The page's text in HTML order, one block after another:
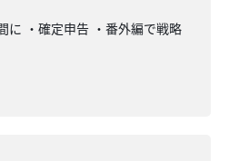
に ・確定申告 ・番外編で戦略